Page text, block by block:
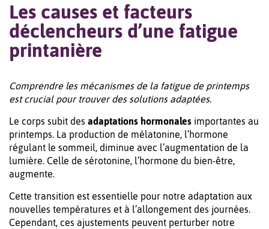
Les causes et facteurs
déclencheurs d’une fatigue
printanière
Comprendre les mécanismes de la fatigue de printemps
est crucial pour trouver des solutions adaptées.
Le corps subit des adaptations hormonales importantes au
printemps. La production de mélatonine, l’hormone
régulant le sommeil, diminue avec l’augmentation de la
lumière. Celle de sérotonine, l’hormone du bien-être,
augmente.
Cette transition est essentielle pour notre adaptation aux
nouvelles températures et à l’allongement des journées.
Cependant, ces ajustements peuvent perturber notre